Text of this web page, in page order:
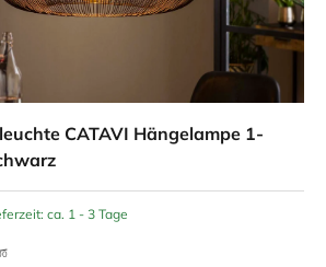
CATAVI Hängelampe 1-
ca. 1 - 3 Tage